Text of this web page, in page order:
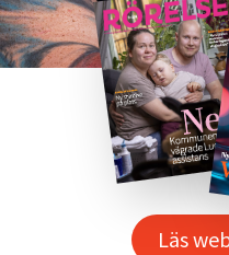
Läs